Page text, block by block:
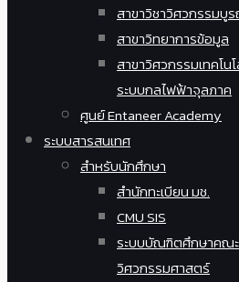
สาขาวิชาวิศวกรรมบู
สาขาวิทยาการข้อมูล
สาขาวิศวกรรมเทคโน
ระบบกลไฟฟ้าจุลภาค
ศูนย์ Entaneer Academy
ระบบสารสนเทศ
สำหรับนักศึกษา
สำนักทะเบียน มช.
CMU SIS
ระบบบัณฑิตศึกษาคณะ
วิศวกรรมศาสตร์